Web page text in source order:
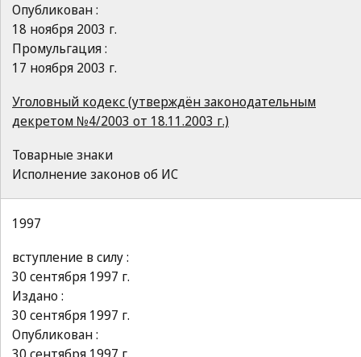
Опубликован :
18 ноября 2003 г.
Промульгация :
17 ноября 2003 г.
Уголовный кодекс (утверждён законодательным
декретом №4/2003 от 18.11.2003 г.)
Товарные знаки
Исполнение законов об ИС
1997
вступление в силу :
30 сентября 1997 г.
Издано :
30 сентября 1997 г.
Опубликован :